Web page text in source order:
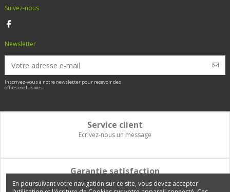
Suivez-nous
Newsletter
Inscrivez-vous à notre newsletter pour recevoir des
offres exclusives.
Service client
Ecrivez-nous un message
Garantie satisfaction
Vous disposez de 14 jours pour changer d'avis et être remboursé
En poursuivant votre navigation sur ce site, vous devez accepter